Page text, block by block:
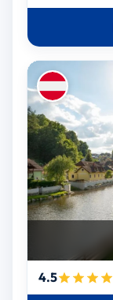
4.5